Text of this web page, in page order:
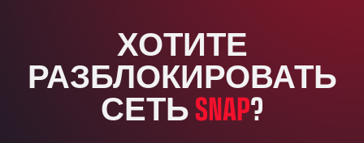
Washway Road, PE12 8LT
Anpol Sp. z o.o.
Ul. Torunska 147, 85884
Aqua Ariva GmbH
Marie-Curie-Straße 24, 68219
ХОТИТЕ
РАЗБЛОКИРОВАТЬ
СЕТЬSNAP?